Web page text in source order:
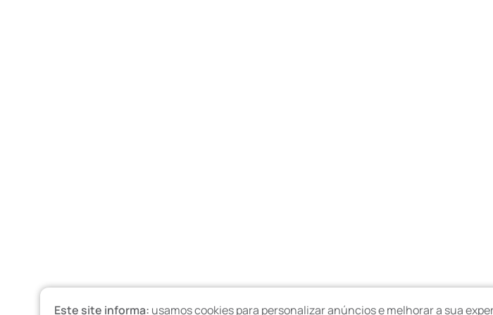
Este site informa: usamos cookies para personalizar anúncios e melhorar a sua